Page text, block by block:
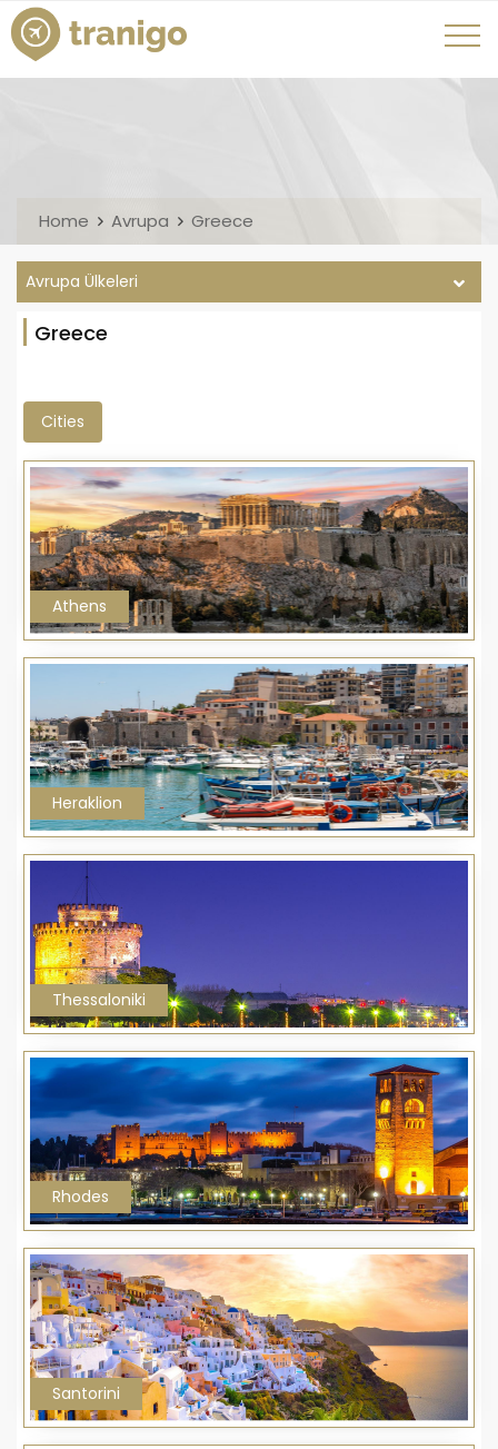
Home Avrupa Greece
Avrupa Ülkeleri
Greece
Cities
Athens
Heraklion
Thessaloniki
Rhodes
Santorini